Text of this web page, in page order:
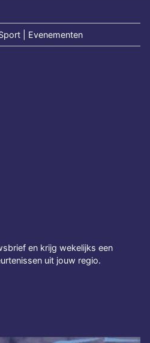
| Evenementen
en krijg wekelijks een
uit jouw regio.